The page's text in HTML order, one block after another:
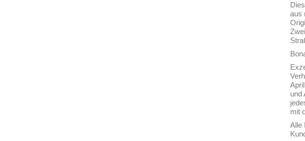
aus
und
mit
Alle